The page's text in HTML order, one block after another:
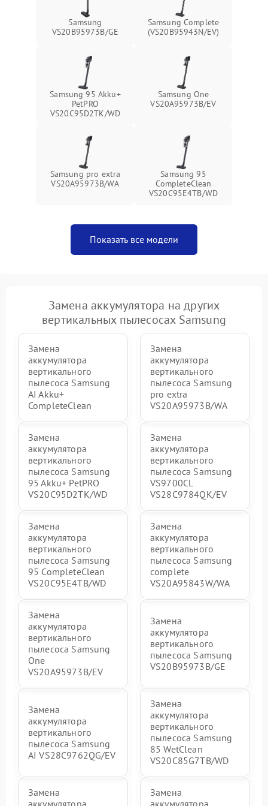
Повреждение системы
защиты от короткого
замыкания
1500 ₽ Подробнее →
Samsung
VS20B95973B/GE
Samsung Complete
(VS20B95943N/EV)
Samsung 95 Akku+
PetPRO
VS20C95D2TK/WD
Samsung One
VS20A95973B/EV
Samsung pro extra
VS20A95973B/WA
Samsung 95
CompleteClean
VS20C95E4TB/WD
Показать все модели
Замена аккумулятора на других
вертикальных пылесосах Samsung
Замена
аккумулятора
вертикального
пылесоса Samsung
AI Akku+
CompleteClean
Замена
аккумулятора
вертикального
пылесоса Samsung
pro extra
VS20A95973B/WA
Замена
аккумулятора
вертикального
пылесоса Samsung
95 Akku+ PetPRO
VS20C95D2TK/WD
Замена
аккумулятора
вертикального
пылесоса Samsung
VS9700CL
VS28C9784QK/EV
Замена
аккумулятора
вертикального
пылесоса Samsung
95 CompleteClean
VS20C95E4TB/WD
Замена
аккумулятора
вертикального
пылесоса Samsung
complete
VS20A95843W/WA
Замена
аккумулятора
вертикального
пылесоса Samsung
One
VS20A95973B/EV
Замена
аккумулятора
вертикального
пылесоса Samsung
VS20B95973B/GE
Замена
аккумулятора
вертикального
пылесоса Samsung
AI VS28C9762QG/EV
Замена
аккумулятора
вертикального
пылесоса Samsung
85 WetClean
VS20C85G7TB/WD
Замена
аккумулятора
Замена
аккумулятора